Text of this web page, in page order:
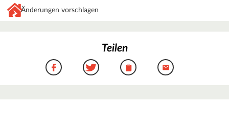
Änderungen vorschlagen
Teilen